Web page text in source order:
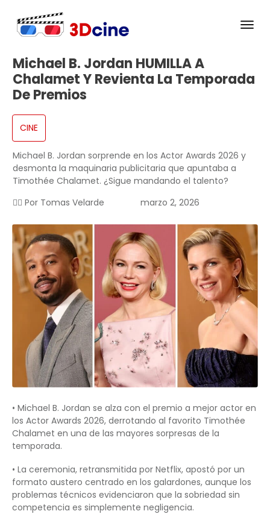
Michael B. Jordan HUMILLA A
Chalamet Y Revienta La Temporada
De Premios
CINE
Michael B. Jordan sorprende en los Actor Awards 2026 y
desmonta la maquinaria publicitaria que apuntaba a
Timothée Chalamet. ¿Sigue mandando el talento?
✍🏻 Por Tomas Velarde marzo 2, 2026
• Michael B. Jordan se alza con el premio a mejor actor en
los Actor Awards 2026, derrotando al favorito Timothée
Chalamet en una de las mayores sorpresas de la
temporada.
• La ceremonia, retransmitida por Netflix, apostó por un
formato austero centrado en los galardones, aunque los
problemas técnicos evidenciaron que la sobriedad sin
competencia es simplemente negligencia.